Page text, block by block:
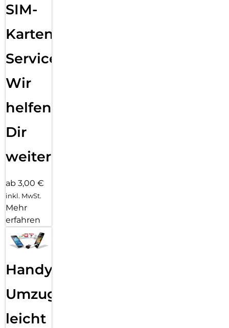
SIM-
Karten
Service:
Wir
helfen
Dir
weiter
ab 3,00 €
inkl. MwSt.
Mehr
erfahren
Handy
Umzug
leicht